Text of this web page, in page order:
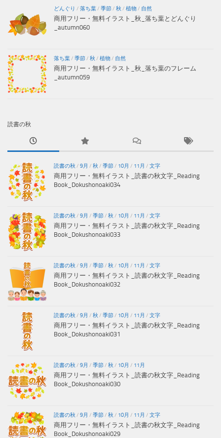
どんぐり / 落ち葉/ 季節/ 秋 / 植物/ 自然
商用フリー・無料イラスト_秋_落ち葉とどんぐり
_autumn060
落ち葉/ 季節/ 秋 / 植物/ 自然
商用フリー・無料イラスト_秋_落ち葉のフレーム
_autumn059
読書の秋
読書の秋 / 9月 / 秋 / 季節/ 10月 / 11月 / 文字
商用フリー・無料イラスト_読書の秋文字_Reading
Book_Dokushonoaki034
読書の秋 / 9月 / 季節/ 秋 / 10月 / 11月 / 文字
商用フリー・無料イラスト_読書の秋文字_Reading
Book_Dokushonoaki033
読書の秋 / 9月 / 季節/ 秋 / 10月 / 11月 / 文字
商用フリー・無料イラスト_読書の秋文字_Reading
Book_Dokushonoaki032
読書の秋 / 9月 / 秋 / 季節/ 10月 / 11月 / 文字
商用フリー・無料イラスト_読書の秋文字_Reading
Book_Dokushonoaki031
読書の秋 / 9月 / 季節/ 秋 / 10月 / 11月
商用フリー・無料イラスト_読書の秋文字_Reading
Book_Dokushonoaki030
読書の秋 / 9月 / 季節/ 秋 / 10月 / 11月 / 文字
商用フリー・無料イラスト_読書の秋文字_Reading
Book_Dokushonoaki029